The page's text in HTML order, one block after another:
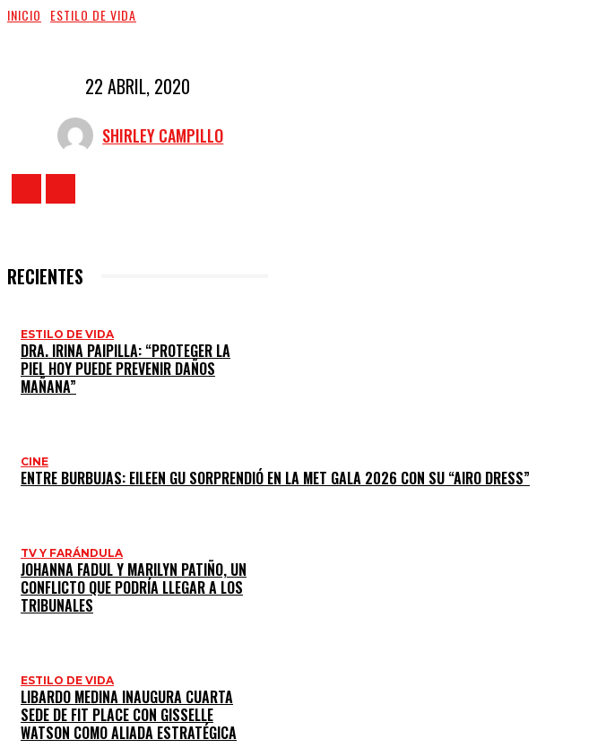
INICIO ESTILO DE VIDA
22 ABRIL, 2020
SHIRLEY CAMPILLO
RECIENTES
ESTILO DE VIDA
DRA. IRINA PAIPILLA: “PROTEGER LA
PIEL HOY PUEDE PREVENIR DAÑOS
MAÑANA”
CINE
ENTRE BURBUJAS: EILEEN GU SORPRENDIÓ EN LA MET GALA 2026 CON SU “AIRO DRESS”
TV Y FARÁNDULA
JOHANNA FADUL Y MARILYN PATIÑO, UN
CONFLICTO QUE PODRÍA LLEGAR A LOS
TRIBUNALES
ESTILO DE VIDA
LIBARDO MEDINA INAUGURA CUARTA
SEDE DE FIT PLACE CON GISSELLE
WATSON COMO ALIADA ESTRATÉGICA